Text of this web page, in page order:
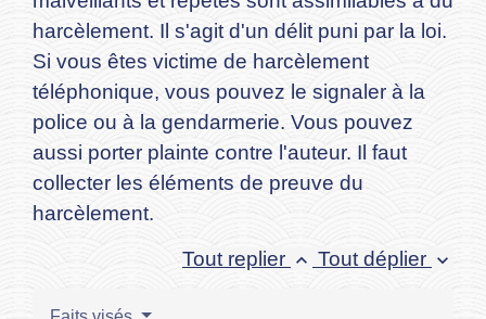
harcèlement. Il s'agit d'un délit puni par la loi.
Si vous êtes victime de harcèlement
téléphonique, vous pouvez le signaler à la
police ou à la gendarmerie. Vous pouvez
aussi porter plainte contre l'auteur. Il faut
collecter les éléments de preuve du
harcèlement.
Tout replier keyboard_arrow_up Tout déplier keyboard_arrow_down